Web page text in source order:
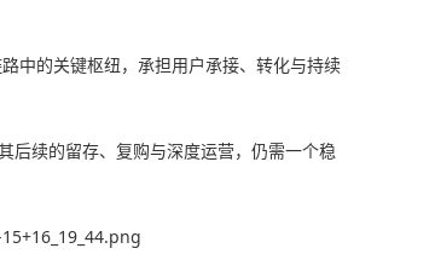
中的关键枢纽，承担用户承接、转化与持续
后续的留存、复购与深度运营，仍需一个稳